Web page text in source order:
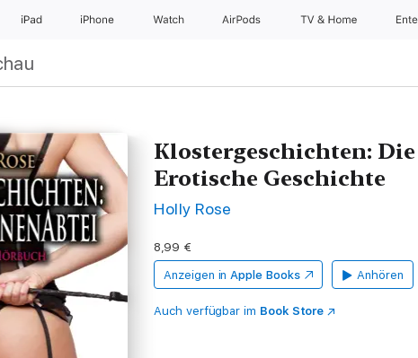
iPad iPhone Watch AirPods TV & Home
Klostergeschichten:
Erotische Geschichte
Holly Rose
8,99 €
Anzeigen in Apple Books Anhören
Auch verfügbar im Book Store